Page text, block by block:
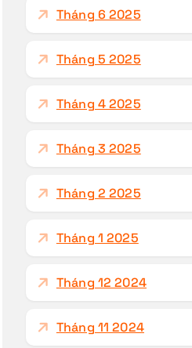
Tháng 6 2025
Tháng 5 2025
Tháng 4 2025
Tháng 3 2025
Tháng 2 2025
Tháng 1 2025
Tháng 12 2024
Tháng 11 2024